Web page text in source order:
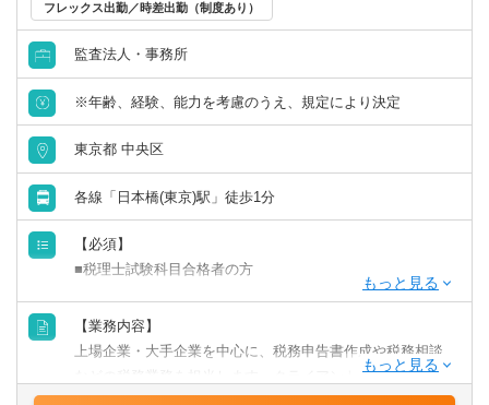
フレックス出勤／時差出勤（制度あり）
監査法人・事務所
※年齢、経験、能力を考慮のうえ、規定により決定
東京都 中央区
各線「日本橋(東京)駅」徒歩1分
【必須】
■税理士試験科目合格者の方
【歓迎】
■監査法人にて実務経験のある方
■事業会社経理にて実務経験のある方
【業務内容】
上場企業・大手企業を中心に、税務申告書作成や税務相談
などの税務業務を担当します。クライアントに寄り添いな